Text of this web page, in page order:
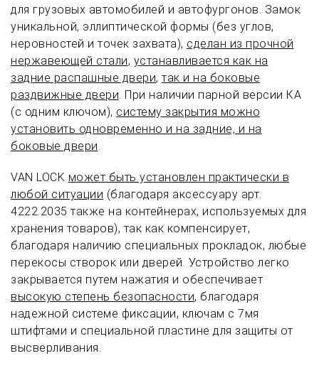
для грузовых автомобилей и автофургонов. Замок
уникальной, эллиптической формы (без углов,
неровностей и точек захвата), сделан из прочной
нержавеющей стали, устанавливается как на
задние распашные двери, так и на боковые
раздвижные двери. При наличии парной версии КА
(с одним ключом), систему закрытия можно
установить одновременно и на задние, и на
боковые двери.
VAN LOCK может быть установлен практически в
любой ситуации (благодаря аксессуару арт.
4222.2035 также на контейнерах, используемых для
хранения товаров), так как компенсирует,
благодаря наличию специальных прокладок, любые
перекосы створок или дверей. Устройство легко
закрывается путем нажатия и обеспечивает
высокую степень безопасности, благодаря
надежной системе фиксации, ключам с 7мя
штифтами и специальной пластине для защиты от
высверливания.